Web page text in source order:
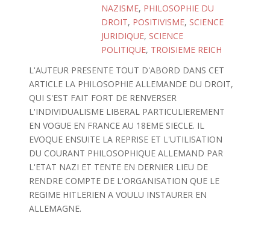
NAZISME, PHILOSOPHIE DU
DROIT, POSITIVISME, SCIENCE
JURIDIQUE, SCIENCE
POLITIQUE, TROISIEME REICH
L'AUTEUR PRESENTE TOUT D'ABORD DANS CET
ARTICLE LA PHILOSOPHIE ALLEMANDE DU DROIT,
QUI S'EST FAIT FORT DE RENVERSER
L'INDIVIDUALISME LIBERAL PARTICULIEREMENT
EN VOGUE EN FRANCE AU 18EME SIECLE. IL
EVOQUE ENSUITE LA REPRISE ET L'UTILISATION
DU COURANT PHILOSOPHIQUE ALLEMAND PAR
L'ETAT NAZI ET TENTE EN DERNIER LIEU DE
RENDRE COMPTE DE L'ORGANISATION QUE LE
REGIME HITLERIEN A VOULU INSTAURER EN
ALLEMAGNE.